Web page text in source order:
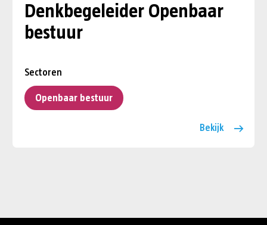
Denkbegeleider Openbaar
bestuur
Sectoren
Openbaar bestuur
Bekijk